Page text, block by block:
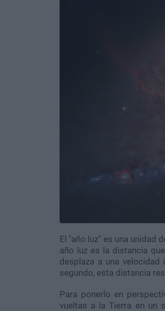
El "año luz" es una unidad
año luz es la distancia
desplaza a una
segundo, esta distancia
Para ponerlo en
vueltas a la Tierra en un